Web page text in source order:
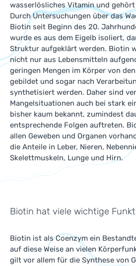
wasserlösliches Vitamin und
Durch Untersuchungen über das
Biotin seit Beginn des 20.
wurde es aus dem Eigelb isoliert,
Struktur aufgeklärt werden. Biotin
nicht nur aus Lebensmitteln
geringen Mengen im Körper von
gebildet und sogar nach
synthetisiert werden. Daher sind
Mangelsituationen auch bei stark
bisher kaum bekannt, zumindest
entsprechende Folgen auftreten.
allen Geweben und Organen
die Anteile in Leber, Nieren,
Skelettmuskeln, Lunge und Hirn.
Biotin hat viele wichtige
Biotin ist als Coenzym ein
auf diese Weise an vielen
gilt vor allem für die Synthese von